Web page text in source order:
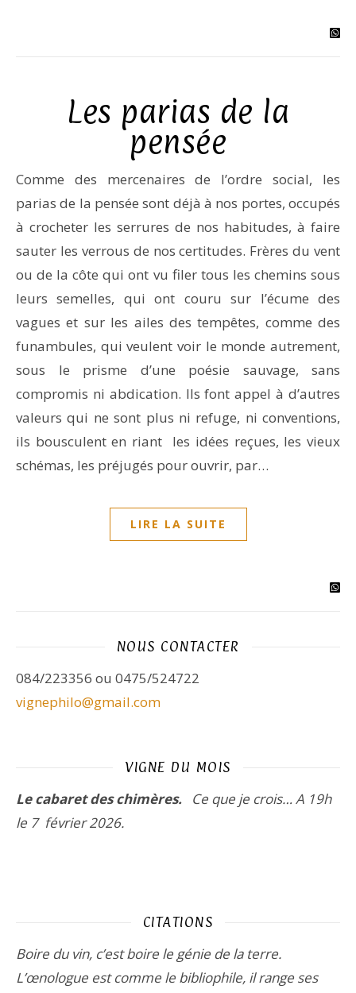
Les parias de la
pensée
Comme des mercenaires de l’ordre social, les
parias de la pensée sont déjà à nos portes, occupés
à crocheter les serrures de nos habitudes, à faire
sauter les verrous de nos certitudes. Frères du vent
ou de la côte qui ont vu filer tous les chemins sous
leurs semelles, qui ont couru sur l’écume des
vagues et sur les ailes des tempêtes, comme des
funambules, qui veulent voir le monde autrement,
sous le prisme d’une poésie sauvage, sans
compromis ni abdication. Ils font appel à d’autres
valeurs qui ne sont plus ni refuge, ni conventions,
ils bousculent en riant les idées reçues, les vieux
schémas, les préjugés pour ouvrir, par…
LIRE LA SUITE
NOUS CONTACTER
084/223356 ou 0475/524722
vignephilo@gmail.com
VIGNE DU MOIS
Le cabaret des chimères. Ce que je crois…A 19h
le 7 février 2026.
CITATIONS
Boire du vin, c’est boire le génie de la terre.
L’œnologue est comme le bibliophile, il range ses